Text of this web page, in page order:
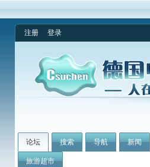
注册 登录
论坛 搜索 导航 新闻
旅游超市